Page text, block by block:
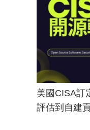
美國CISA訂
評估到自建